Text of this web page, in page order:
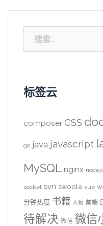
索：
标签云
composer CSS
go java javascript
MySQL nginx
socket svn swoole vue
分钟热度 书籍 人物 前端
待解决 微信 微信